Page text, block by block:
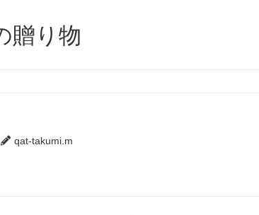
贈り物
qat-takumi.m